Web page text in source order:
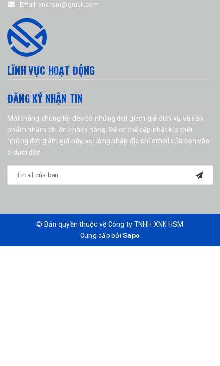
Email: xnkhsm@gmail.com
LĨNH VỰC HOẠT ĐỘNG
ĐĂNG KÝ NHẬN TIN
Mỗi tháng chúng tôi đều có những đợt giảm giá dịch vụ và sản
phẩm nhằm chi ân khách hàng. Để có thể cập nhật kịp thời
những đợt giảm giá này, vui lòng nhập địa chỉ email của bạn vào
ô dưới đây.
© Bản quyền thuộc về Công ty TNHH XNK HSM
Cung cấp bởiSapo